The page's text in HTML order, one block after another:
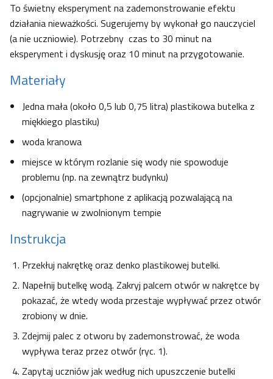
To świetny eksperyment na zademonstrowanie efektu
działania nieważkości. Sugerujemy by wykonał go nauczyciel
(a nie uczniowie). Potrzebny czas to 30 minut na
eksperyment i dyskusję oraz 10 minut na przygotowanie.
Materiały
Jedna mała (około 0,5 lub 0,75 litra) plastikowa butelka z
miękkiego plastiku)
woda kranowa
miejsce w którym rozlanie się wody nie spowoduje
problemu (np. na zewnątrz budynku)
(opcjonalnie) smartphone z aplikacją pozwalającą na
nagrywanie w zwolnionym tempie
Instrukcja
Przekłuj nakrętkę oraz denko plastikowej butelki.
Napełnij butelkę wodą. Zakryj palcem otwór w nakrętce by
pokazać, że wtedy woda przestaje wypływać przez otwór
zrobiony w dnie.
Zdejmij palec z otworu by zademonstrować, że woda
wypływa teraz przez otwór (ryc. 1).
Zapytaj uczniów jak według nich upuszczenie butelki